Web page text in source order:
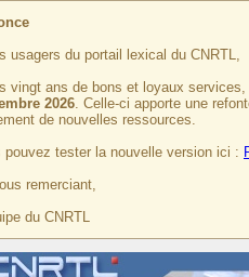
usagers du portail lexical du CNRTL,
vingt ans de bons et loyaux
2026. Celle-ci apporte une
de nouvelles ressources.
pouvez tester la nouvelle version ici :
remerciant,
du CNRTL